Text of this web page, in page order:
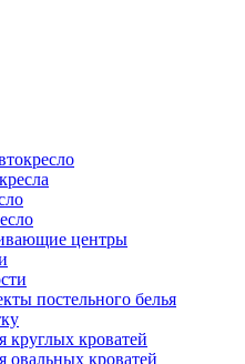
центры
постельного белья
круглых кроватей
овальных кроватей